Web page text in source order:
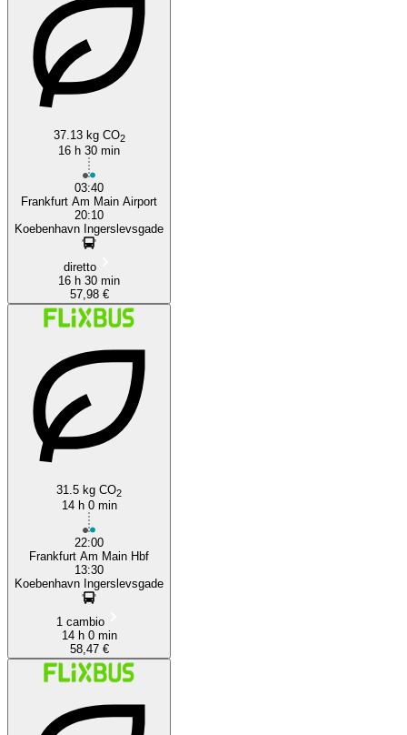
37.13 kg CO2
16 h 30 min
03:40
Frankfurt Am Main Airport
20:10
Koebenhavn Ingerslevsgade
diretto
16 h 30 min
57,98 €
31.5 kg CO2
14 h 0 min
22:00
Frankfurt Am Main Hbf
13:30
Koebenhavn Ingerslevsgade
1 cambio
14 h 0 min
58,47 €